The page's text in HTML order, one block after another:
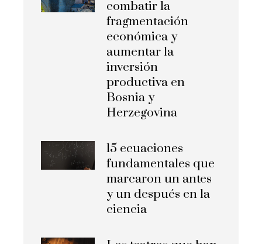
combatir la
fragmentación
económica y
aumentar la
inversión
productiva en
Bosnia y
Herzegovina
15 ecuaciones
fundamentales que
marcaron un antes
y un después en la
ciencia